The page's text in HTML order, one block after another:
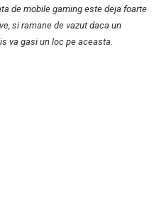
de mobile gaming este deja foarte
si ramane de vazut daca un
va gasi un loc pe aceasta.